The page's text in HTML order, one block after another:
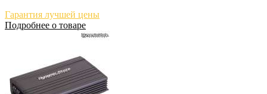
Гарантия лучшей цены
Подробнее о товаре